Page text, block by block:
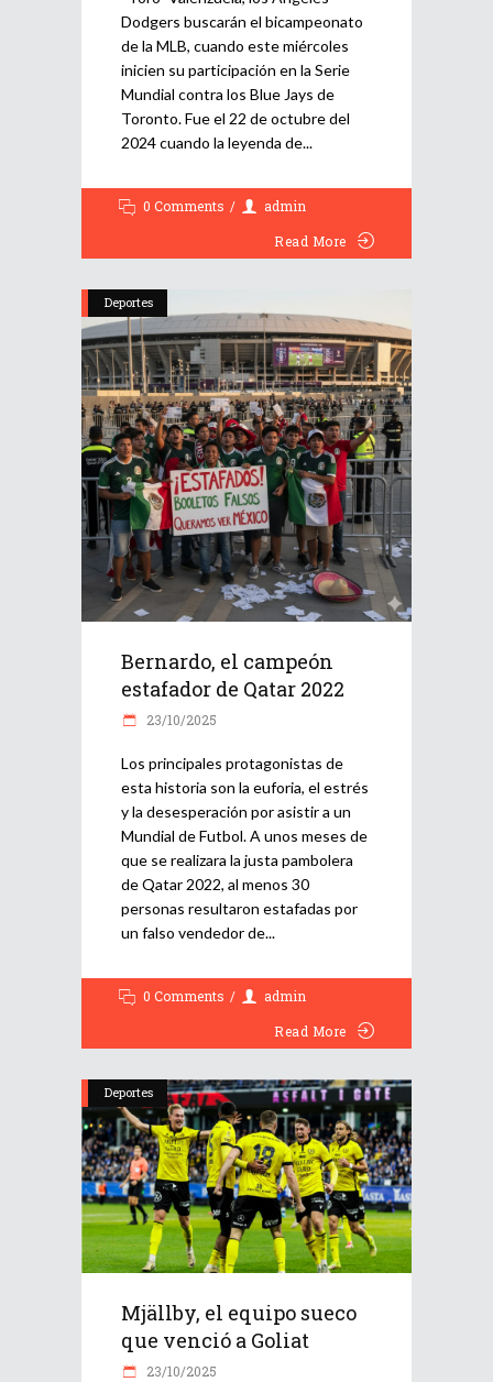
Dodgers buscarán el bicampeonato
de la MLB, cuando este miércoles
inicien su participación en la Serie
Mundial contra los Blue Jays de
Toronto. Fue el 22 de octubre del
2024 cuando la leyenda de
0 Comments
admin
Read More
Deportes
Bernardo, el campeón
estafador de Qatar 2022
23/10/2025
Los principales protagonistas de
esta historia son la euforia, el estrés
y la desesperación por asistir a un
Mundial de Futbol. A unos meses de
que se realizara la justa pambolera
de Qatar 2022, al menos 30
personas resultaron estafadas por
un falso vendedor de
0 Comments
admin
Read More
Deportes
Mjällby, el equipo sueco
que venció a Goliat
23/10/2025